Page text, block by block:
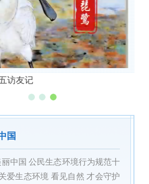
访友记
国
中国 公民生态环境行为规范十
爱生态环境 看见自然 才会守护